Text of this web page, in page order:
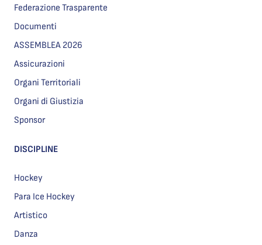
Federazione Trasparente
Documenti
ASSEMBLEA 2026
Assicurazioni
Organi Territoriali
Organi di Giustizia
Sponsor
DISCIPLINE
Hockey
Para Ice Hockey
Artistico
Danza